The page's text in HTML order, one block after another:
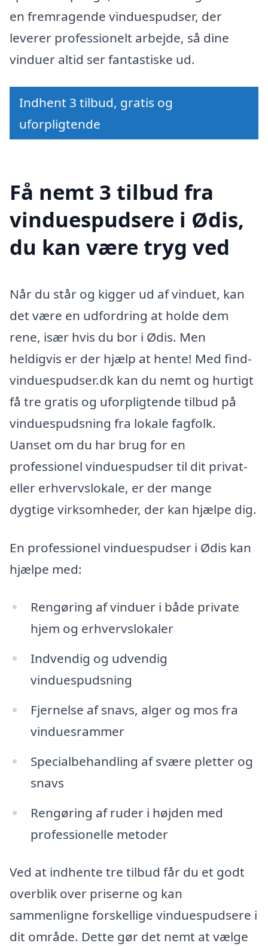
en fremragende vinduespudser, der
leverer professionelt arbejde, så dine
vinduer altid ser fantastiske ud.
Indhent 3 tilbud, gratis og
uforpligtende
Få nemt 3 tilbud fra
vinduespudsere i Ødis,
du kan være tryg ved
Når du står og kigger ud af vinduet, kan
det være en udfordring at holde dem
rene, især hvis du bor i Ødis. Men
heldigvis er der hjælp at hente! Med find-
vinduespudser.dk kan du nemt og hurtigt
få tre gratis og uforpligtende tilbud på
vinduespudsning fra lokale fagfolk.
Uanset om du har brug for en
professionel vinduespudser til dit privat-
eller erhvervslokale, er der mange
dygtige virksomheder, der kan hjælpe dig.
En professionel vinduespudser i Ødis kan
hjælpe med:
Rengøring af vinduer i både private
hjem og erhvervslokaler
Indvendig og udvendig
vinduespudsning
Fjernelse af snavs, alger og mos fra
vinduesrammer
Specialbehandling af svære pletter og
snavs
Rengøring af ruder i højden med
professionelle metoder
Ved at indhente tre tilbud får du et godt
overblik over priserne og kan
sammenligne forskellige vinduespudsere i
dit område. Dette gør det nemt at vælge